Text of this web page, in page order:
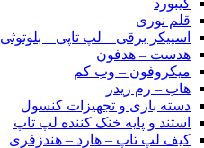
کیبورد
قلم نوری
اسپیکر برقی – لپ تاپی – بلوتوثی
هدست – هدفون
میکروفون – وب کم
هاب – رم ریدر
دسته بازی و تجهیزات کنسول
استند و پایه خنک کننده لپ تاپ
کیف لپ تاپ – هارد – هندزفری